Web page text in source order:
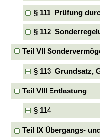
§ 111 Prüfung
§ 112
Teil VII
§ 113 Grundsatz,
Teil VIII Entlastung
§ 114
Teil IX Übergangs-